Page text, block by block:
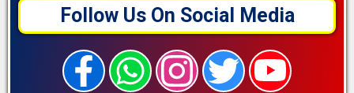
Follow Us On Social Media